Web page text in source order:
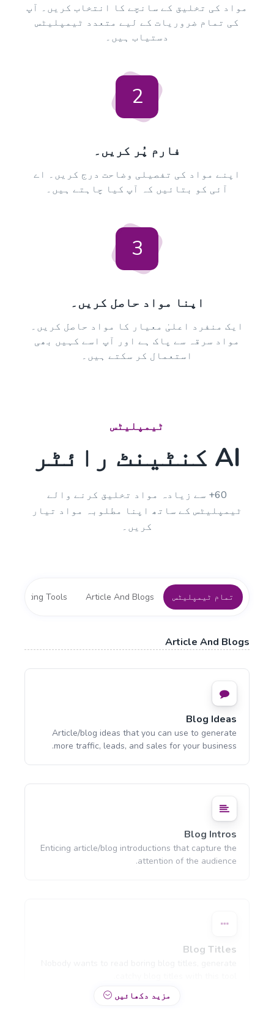
مواد کی تخلیق کے سانچے کا انتخاب کریں۔ آپ
کی تمام ضروریات کے لیے متعدد ٹیمپلیٹس
دستیاب ہیں۔
2
فارم پُر کریں۔
اپنے مواد کی تفصیلی وضاحت درج کریں۔ اے
آئی کو بتائیں کہ آپ کیا چاہتے ہیں۔
3
اپنا مواد حاصل کریں۔
ایک منفرد اعلیٰ معیار کا مواد حاصل کریں۔
مواد سرقہ سے پاک ہے اور آپ اسے کہیں بھی
استعمال کر سکتے ہیں۔
ٹیمپلیٹس
AI کنٹینٹ رائٹر
60+ سے زیادہ مواد تخلیق کرنے والے
ٹیمپلیٹس کے ساتھ اپنا مطلوبہ مواد تیار
کریں۔
تمام ٹیمپلیٹس Article And Blogs
Marketing Tools
Article And Blogs
Blog Ideas
Article/blog ideas that you can use to generate
more traffic, leads, and sales for your business.
Blog Intros
Enticing article/blog introductions that capture the
attention of the audience.
Blog Titles
مزید دکھائیں